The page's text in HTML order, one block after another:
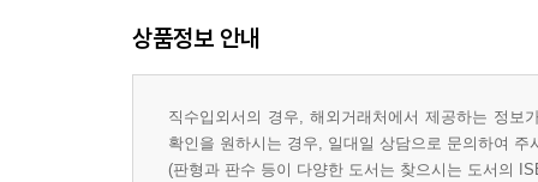
상품정보 안내
직수입외서의 경우, 해외거래처에서 제공하는 정
확인을 원하시는 경우, 일대일 상담으로 문의하여 주
(판형과 판수 등이 다양한 도서는 찾으시는 도서의